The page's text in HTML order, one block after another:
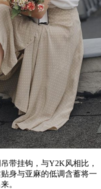
挂钩，与Y2K风相比，
身与亚麻的低调含蓄将一
。